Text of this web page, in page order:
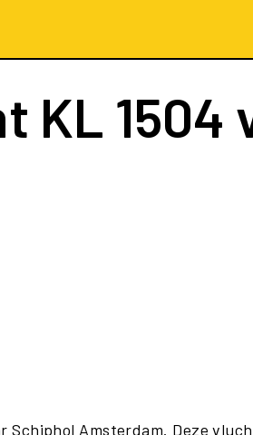
KL 1504
Schiphol Amsterdam. Deze